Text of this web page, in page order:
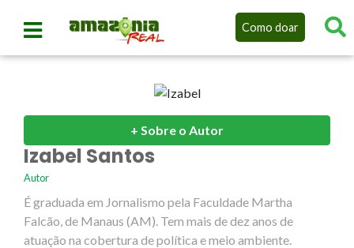
Como doar
+ Sobre o Autor
Izabel Santos
Autor
É graduada em Jornalismo pela Faculdade Martha
Falcão, de Manaus (AM). Tem mais de dez anos de
atuação na cobertura de política e meio ambiente.